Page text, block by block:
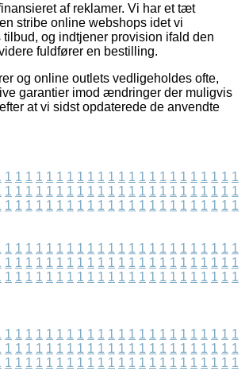
af reklamer. Vi har et tæt
stribe online webshops idet vi
og indtjener provision ifald den
fuldfører en bestilling.
og online outlets vedligeholdes ofte,
garantier imod ændringer der muligvis
at vi sidst opdaterede de anvendte
1 1 1 1 1 1 1 1 1 1 1 1 1 1 1 1 1 1 1 1 1 1 1
1 1 1 1 1 1 1 1 1 1 1 1 1 1 1 1 1 1 1 1 1 1 1
1 1 1 1 1 1 1 1 1 1 1 1 1 1 1 1 1 1 1 1 1 1 1
1 1 1 1 1 1 1 1 1 1 1 1 1 1 1 1 1 1 1 1 1 1 1
1 1 1 1 1 1 1 1 1 1 1 1 1 1 1 1 1 1 1 1 1 1 1
1 1 1 1 1 1 1 1 1 1 1 1 1 1 1 1 1 1 1 1 1 1 1
1 1 1 1 1 1 1 1 1 1 1 1 1 1 1 1 1 1 1 1 1 1 1
1 1 1 1 1 1 1 1 1 1 1 1 1 1 1 1 1 1 1 1 1 1 1
1 1 1 1 1 1 1 1 1 1 1 1 1 1 1 1 1 1 1 1 1 1 1